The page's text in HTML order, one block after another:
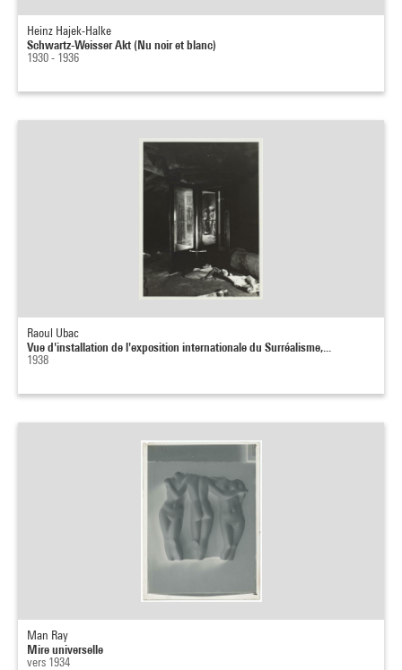
Heinz Hajek-Halke
Schwartz-Weisser Akt (Nu noir et blanc)
1930 - 1936
Raoul Ubac
Vue d'installation de l'exposition internationale du Surréalisme,...
1938
Man Ray
Mire universelle
vers 1934